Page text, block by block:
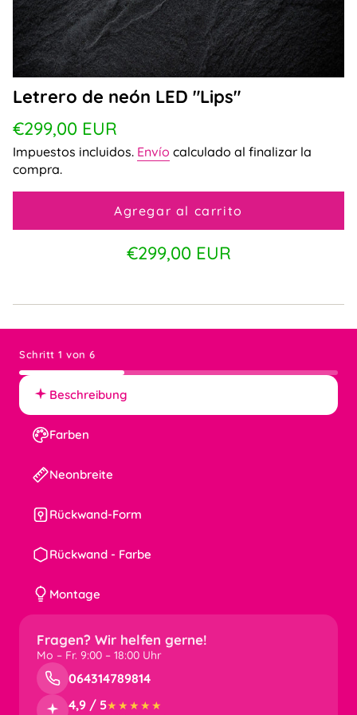
Letrero de neón LED "Lips"
Precio
regular
€299,00 EUR
Impuestos incluidos. Envío calculado al finalizar la
compra.
Agregar al carrito
Precio
€299,00 EUR
Schritt 1 von 6
von 6
Beschreibung
Farben
Neonbreite
Rückwand-Form
Rückwand - Farbe
Montage
Fragen? Wir helfen gerne!
Mo – Fr. 9:00 – 18:00 Uhr
064314789814
4,9 / 5★★★★★